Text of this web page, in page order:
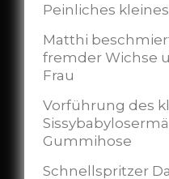
Peinliches
Matthi
fremder Wichse
Frau
Vorführung des
Gummihose
Schnellspritzer